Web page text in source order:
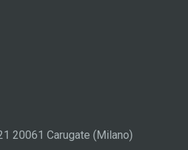
20061 Carugate (Milano)